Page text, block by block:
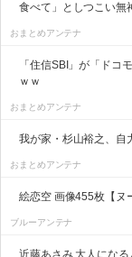
食べて」としつこい無
おまとめアンテナ
「住信SBI」が「ドコ
ｗｗ
おまとめアンテナ
我が家・杉山裕之、自
おまとめアンテナ
絵恋空 画像455枚【ヌ
ブルーアンテナ